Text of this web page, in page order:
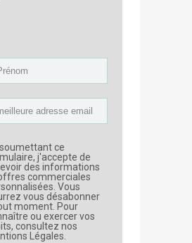
soumettant ce
j'accepte de
des informations
commerciales
Vous
vous désabonner
moment. Pour
ou exercer vos
consultez nos
Légales.